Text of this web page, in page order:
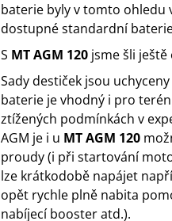
baterie byly v tomto ohledu
dostupné standardní
S MT AGM 120jsme šli ještě
Sady destiček jsou
baterie je vhodný i pro
ztížených podmínkách v
AGM je i u MT AGM 120
proudy (i při startování
lze krátkodobě napájet
opět rychle plně nabita
nabíjecí booster atd.).